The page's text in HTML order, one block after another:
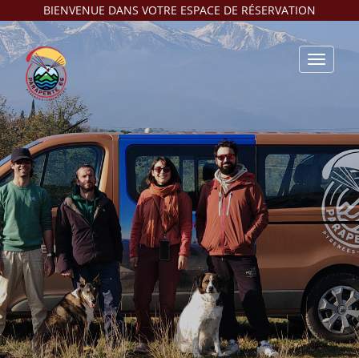
BIENVENUE DANS VOTRE ESPACE DE RÉSERVATION
Toggle